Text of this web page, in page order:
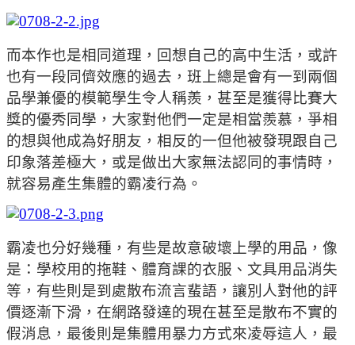
而本作也是相同道理，回想自己的高中生活，或許
也有一段同儕效應的過去，班上總是會有一到兩個
品學兼優的模範學生令人稱羨，甚至是獲得比賽大
獎的優秀同學，大家對他們一定是相當羨慕，爭相
的想與他成為好朋友，相反的一但他被發現跟自己
印象落差極大，或是做出大家無法認同的事情時，
就容易產生集體的霸凌行為。
霸凌也分好幾種，有些是故意破壞上學的用品，像
是：學校用的拖鞋、體育課的衣服、文具用品消失
等，有些則是到處散布流言蜚語，讓別人對他的評
價逐漸下滑，在網路發達的現在甚至是散布不實的
假消息，最後則是集體用暴力方式來凌辱這人，最